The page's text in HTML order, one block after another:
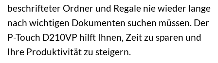
beschrifteter Ordner und Regale nie wieder lange
nach wichtigen Dokumenten suchen müssen. Der
P-Touch D210VP hilft Ihnen, Zeit zu sparen und
Ihre Produktivität zu steigern.